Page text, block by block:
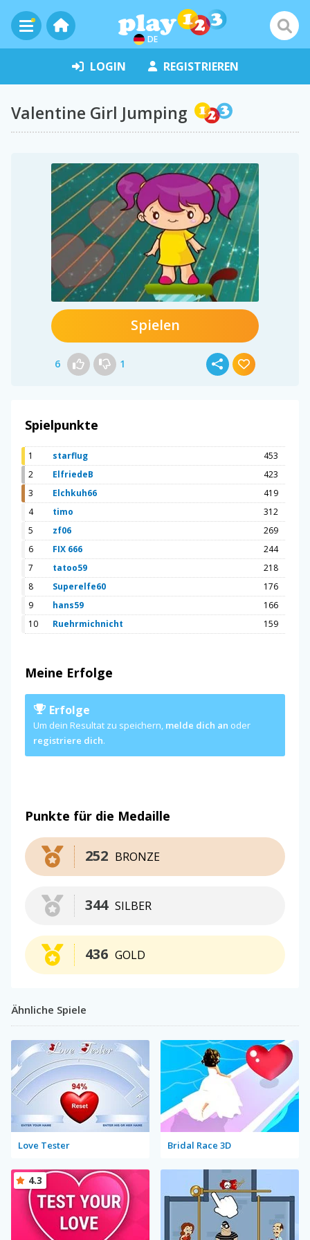
DE
LOGIN REGISTRIEREN
Valentine Girl Jumping
Spielen
6 1
Spielpunkte
1 starflug
453
2
ElfriedeB
423
3
Elchkuh66
419
4
timo
312
5
zf06
269
6
FIX 666
244
7
tatoo59
218
8
Superelfe60
176
9
hans59
166
10
Ruehrmichnicht 159
Meine Erfolge
Erfolge
Um dein Resultat zu speichern, melde dich an oder
registriere dich.
Punkte für die Medaille
BRONZE
252
SILBER
344
GOLD
436
Ähnliche Spiele
Love Tester Bridal Race 3D
4.3